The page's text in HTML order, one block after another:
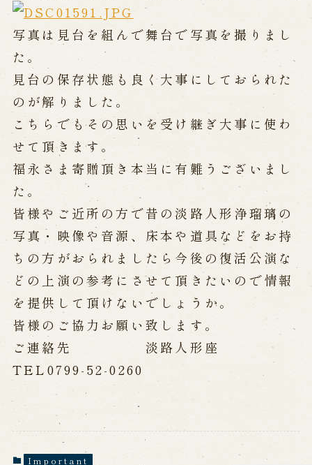
Performances info
Performance Calendar
Current Performances
Upcoming Performances
Touring show
Touring show
海外旅行客向け特別公演「くにうみ」
History
Awaji Island and the Myth of the
Birth of the Nation
History of Awaji Ningyo Joruri
Awaji Ningyo Joruri's original
performance
Awaji Ningyo Joruri (Puppet
Theater) Spreading
Traditional Performing Arts in
Minami-Awaji City
写真は見台を組んで舞台で写真を撮りまし
た。
見台の保存状態も良く大事にしておられた
のが解りました。
こちらでもその思いを受け継ぎ大事に使わ
せて頂きます。
福永さま寄贈頂き本当に有難うございまし
た。
皆様やご近所の方で昔の淡路人形浄瑠璃の
写真・映像や音源、床本や道具などをお持
ちの方がおられましたら今後の復活公演な
どの上演の参考にさせて頂きたいので情報
を提供して頂けないでしょうか。
皆様のご協力お願い致します。
ご連絡先 淡路人形座
TEL0799-52-0260
Important